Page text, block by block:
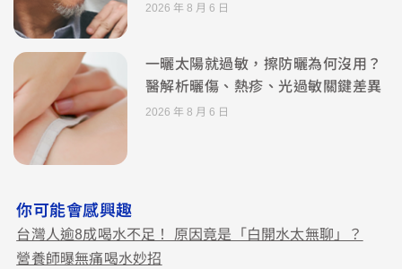
2026 年 8 月 6 日
一曬太陽就過敏，擦防曬為何沒用？
醫解析曬傷、熱疹、光過敏關鍵差異
2026 年 8 月 6 日
你可能會感興趣
台灣人逾8成喝水不足！ 原因竟是「白開水太無聊」？
營養師曝無痛喝水妙招